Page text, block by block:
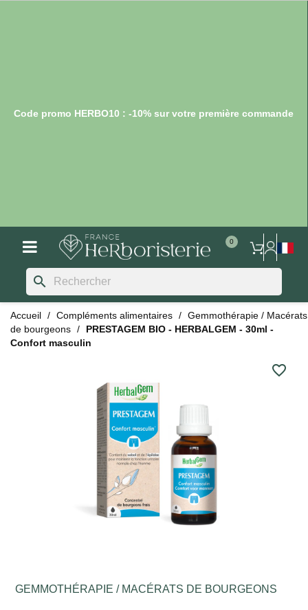
Code promo HERBO10 : -10% sur votre première commande
search
Accueil Compléments alimentaires
Gemmothérapie / Macérats
de bourgeons
PRESTAGEM BIO - HERBALGEM - 30ml -
Confort masculin
favorite_border
GEMMOTHÉRAPIE / MACÉRATS DE BOURGEONS